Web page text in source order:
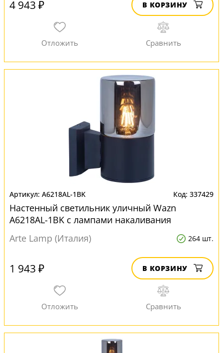
4 943 ₽ В КОРЗИНУ
A6218AL-1BK 337429
Настенный светильник уличный Wazn
A6218AL-1BK с лампами накаливания
Arte Lamp (Италия)
264 шт.
1 943 ₽ В КОРЗИНУ